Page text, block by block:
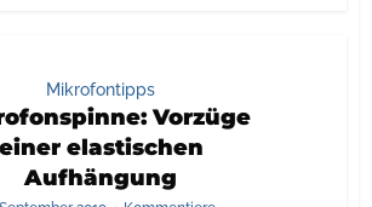
Mikrofontipps
Vorzüge
einer elastischen
Aufhängung